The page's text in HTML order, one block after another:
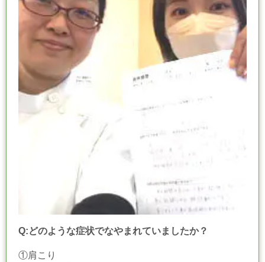
Q:どのような症状でなやまれていましたか？
①肩こり